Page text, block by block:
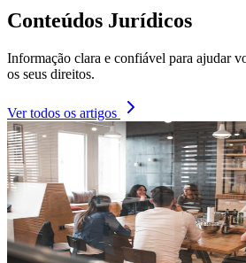
Conteúdos Jurídicos
Informação clara e confiável para ajudar
os seus direitos.
Ver todos os artigos